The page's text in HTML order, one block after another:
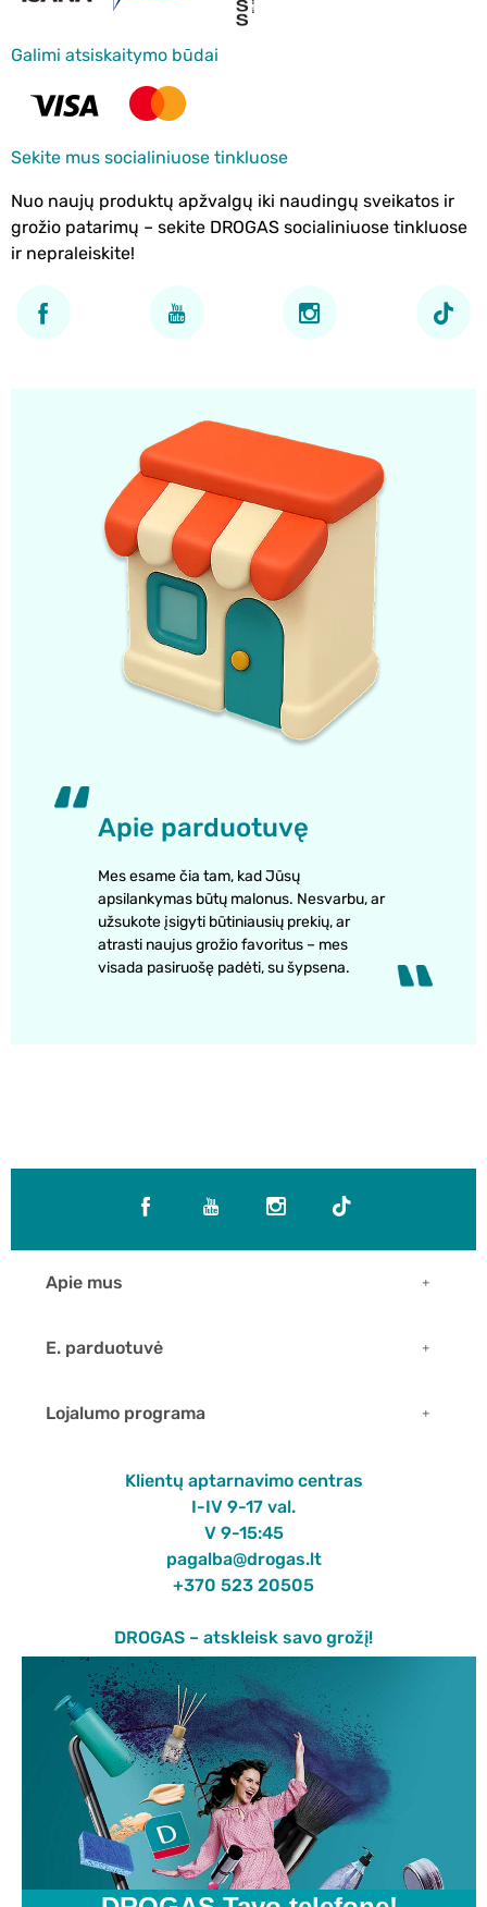
Galimi atsiskaitymo būdai
Sekite mus socialiniuose tinkluose
Nuo naujų produktų apžvalgų iki naudingų sveikatos ir
grožio patarimų – sekite DROGAS socialiniuose tinkluose
ir nepraleiskite!
Apie parduotuvę
Mes esame čia tam, kad Jūsų
apsilankymas būtų malonus. Nesvarbu, ar
užsukote įsigyti būtiniausių prekių, ar
atrasti naujus grožio favoritus – mes
visada pasiruošę padėti, su šypsena.
Apie mus
E. parduotuvė
Lojalumo programa
Klientų aptarnavimo centras
I-IV 9-17 val.
V 9-15:45
pagalba@drogas.lt
+370 523 20505
DROGAS – atskleisk savo grožį!